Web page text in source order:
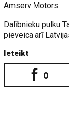
Amserv Motors.
Dalībnieku pulku
pieveica arī
Ieteikt
0